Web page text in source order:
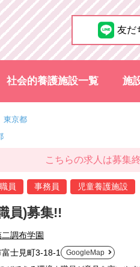
友だ
社会的養護施設一覧 施
東京都
こちらの求人は募集
員 事務員 児童養護施設
員)募集!!
調布学園
士見町3-18-1
GoogleMap